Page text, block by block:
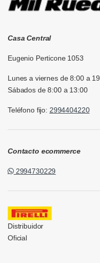
Casa Central
Eugenio Perticone 1053
Lunes a viernes de 8:00 a
Sábados de 8:00 a 13:00
Teléfono fijo: 2994404220
Contacto ecommerce
2994730229
Distribuidor
Oficial